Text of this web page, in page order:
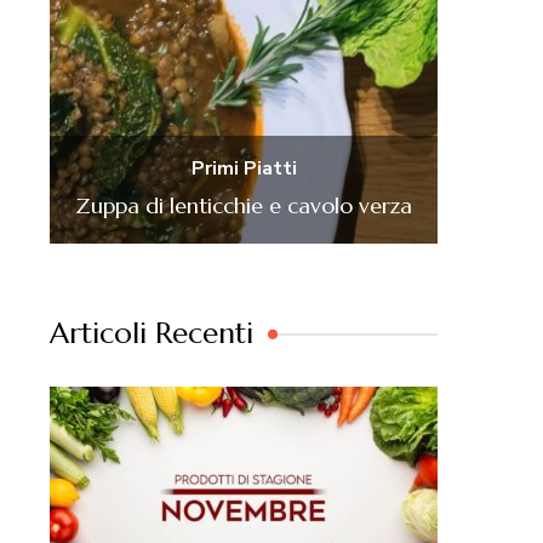
Primi Piatti
Zuppa di lenticchie e cavolo verza
Articoli Recenti